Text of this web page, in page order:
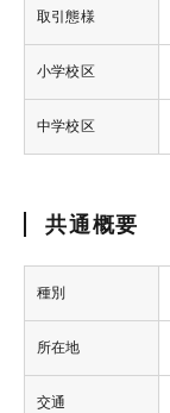
取引態様
小学校区
中学校区
共通概要
種別
所在地
交通